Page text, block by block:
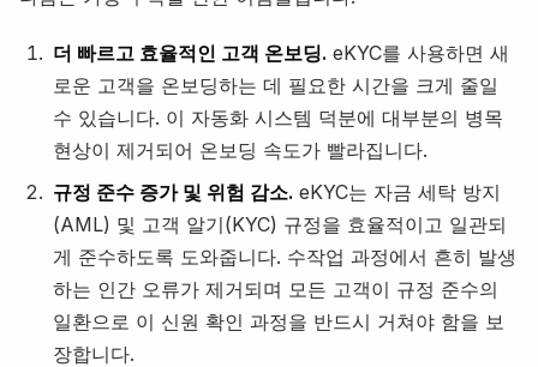
더 빠르고 효율적인 고객 온보딩. eKYC를 사용하면 새
로운 고객을 온보딩하는 데 필요한 시간을 크게 줄일
수 있습니다. 이 자동화 시스템 덕분에 대부분의 병목
현상이 제거되어 온보딩 속도가 빨라집니다.
규정 준수 증가 및 위험 감소. eKYC는 자금 세탁 방지
(AML) 및 고객 알기(KYC) 규정을 효율적이고 일관되
게 준수하도록 도와줍니다. 수작업 과정에서 흔히 발생
하는 인간 오류가 제거되며 모든 고객이 규정 준수의
일환으로 이 신원 확인 과정을 반드시 거쳐야 함을 보
장합니다.